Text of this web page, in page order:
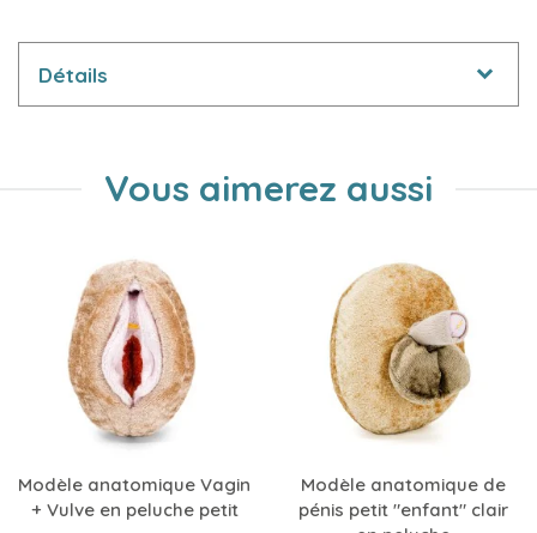
Détails
Vous aimerez aussi
Modèle anatomique Vagin
+ Vulve en peluche petit
Modèle anatomique de
pénis petit "enfant" clair